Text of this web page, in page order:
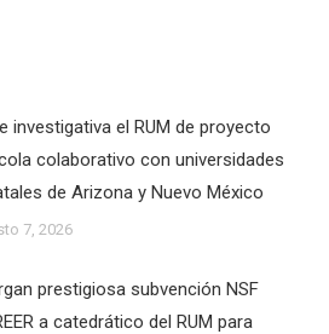
investigativa el RUM de proyecto
colaborativo con universidades
de Arizona y Nuevo México
7, 2026
prestigiosa subvención NSF
a catedrático del RUM para